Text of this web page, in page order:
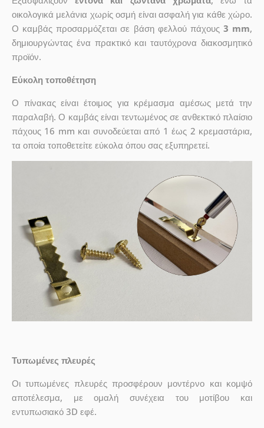
οικολογικά μελάνια χωρίς οσμή είναι ασφαλή για κάθε χώρο.
Ο καμβάς προσαρμόζεται σε βάση φελλού πάχους 3 mm,
δημιουργώντας ένα πρακτικό και ταυτόχρονα διακοσμητικό
προϊόν.
Εύκολη τοποθέτηση
Ο πίνακας είναι έτοιμος για κρέμασμα αμέσως μετά την
παραλαβή. Ο καμβάς είναι τεντωμένος σε ανθεκτικό πλαίσιο
πάχους 16 mm και συνοδεύεται από 1 έως 2 κρεμαστάρια,
τα οποία τοποθετείτε εύκολα όπου σας εξυπηρετεί.
Τυπωμένες πλευρές
Οι τυπωμένες πλευρές προσφέρουν μοντέρνο και κομψό
αποτέλεσμα, με ομαλή συνέχεια του μοτίβου και
εντυπωσιακό 3D εφέ.